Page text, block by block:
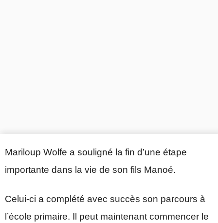
Mariloup Wolfe a souligné la fin d’une étape
importante dans la vie de son fils Manoé.
Celui-ci a complété avec succès son parcours à
l’école primaire. Il peut maintenant commencer le